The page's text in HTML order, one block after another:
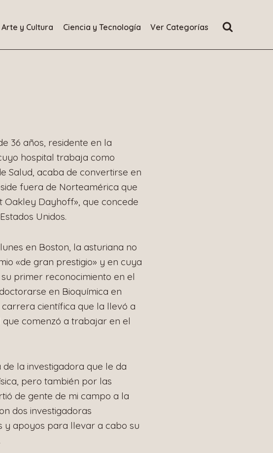
Arte y Cultura Ciencia y Tecnología Ver Categorías
36 años, residente en la
hospital trabaja como
Salud, acaba de convertirse en
fuera de Norteamérica que
Dayhoff», que concede
Unidos.
en Boston, la asturiana no
«de gran prestigio» y en cuya
primer reconocimiento en el
en Bioquímica en
carrera científica que la llevó a
que comenzó a trabajar en el
la investigadora que le da
pero también por las
de gente de mi campo a la
dos investigadoras
y apoyos para llevar a cabo su